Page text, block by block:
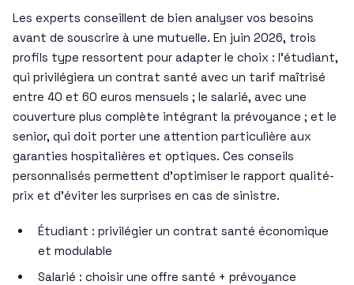
Les experts conseillent de bien analyser vos besoins
avant de souscrire à une mutuelle. En juin 2026, trois
profils type ressortent pour adapter le choix : l’étudiant,
qui privilégiera un contrat santé avec un tarif maîtrisé
entre 40 et 60 euros mensuels ; le salarié, avec une
couverture plus complète intégrant la prévoyance ; et le
senior, qui doit porter une attention particulière aux
garanties hospitalières et optiques. Ces conseils
personnalisés permettent d’optimiser le rapport qualité-
prix et d’éviter les surprises en cas de sinistre.
Étudiant : privilégier un contrat santé économique
et modulable
Salarié : choisir une offre santé + prévoyance